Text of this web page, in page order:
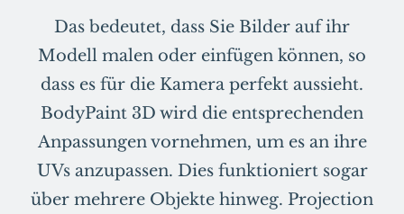
Das bedeutet, dass Sie Bilder auf ihr
Modell malen oder einfügen können, so
dass es für die Kamera perfekt aussieht.
BodyPaint 3D wird die entsprechenden
Anpassungen vornehmen, um es an ihre
UVs anzupassen. Dies funktioniert sogar
über mehrere Objekte hinweg. Projection